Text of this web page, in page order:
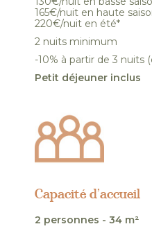
165€/nuit en haute
220€/nuit en été*
2 nuits minimum
-10% à partir de 3 nuits
Petit déjeuner inclus
Capacité d’accueil
2 personnes - 34 m²